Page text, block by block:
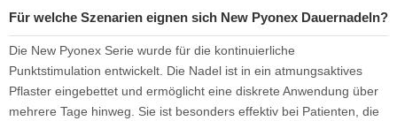
Für welche Szenarien eignen sich New Pyonex Dauernadeln?
Die New Pyonex Serie wurde für die kontinuierliche
Punktstimulation entwickelt. Die Nadel ist in ein atmungsaktives
Pflaster eingebettet und ermöglicht eine diskrete Anwendung über
mehrere Tage hinweg. Sie ist besonders effektiv bei Patienten, die